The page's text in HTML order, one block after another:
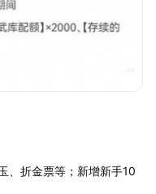
、折金票等；新增新手10